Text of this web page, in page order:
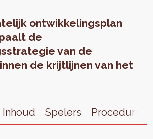
ontwikkelingsplan
de
van de
de krijtlijnen van het
Inhoud Spelers Procedure